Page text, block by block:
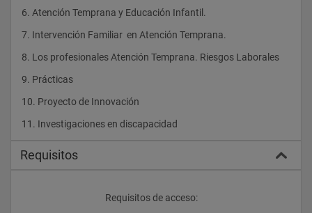
6. Atención Temprana y Educación Infantil.
7. Intervención Familiar  en Atención Temprana.
8. Los profesionales Atención Temprana. Riesgos Laborales
9. Prácticas
10. Proyecto de Innovación
Requisitos
					Requisitos de acceso: